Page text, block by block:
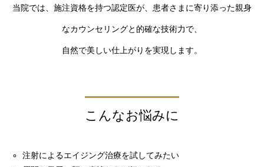
当院では、施注資格を持つ認定医が、患者さまに寄り添った親身
なカウンセリングと的確な技術力で、
自然で美しい仕上がりを実現します。
こんなお悩みに
注射によるエイジング治療を試してみたい